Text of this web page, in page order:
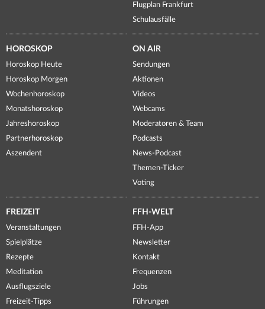
Flugplan Frankfurt
Schulausfälle
HOROSKOP
Horoskop Heute
Horoskop Morgen
Wochenhoroskop
Monatshoroskop
Jahreshoroskop
Partnerhoroskop
Aszendent
ON AIR
Sendungen
Aktionen
Videos
Webcams
Moderatoren & Team
Podcasts
News-Podcast
Themen-Ticker
Voting
FREIZEIT
Veranstaltungen
Spielplätze
Rezepte
Meditation
Ausflugsziele
Freizeit-Tipps
FFH-WELT
FFH-App
Newsletter
Kontakt
Frequenzen
Jobs
Führungen